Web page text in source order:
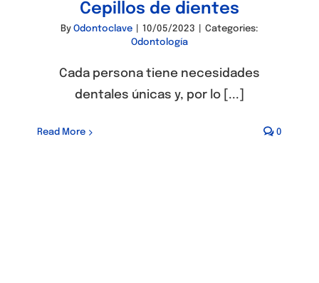
Cepillos de dientes
By Odontoclave 10/05/2023
Categories:
Odontología
Cada persona tiene necesidades
dentales únicas y, por lo [...]
Read More 0